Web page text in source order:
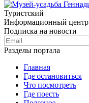
Туристский
Информационный центр
Подписка на новости
Разделы портала
Главная
Где остановиться
Что посмотреть
Где поесть